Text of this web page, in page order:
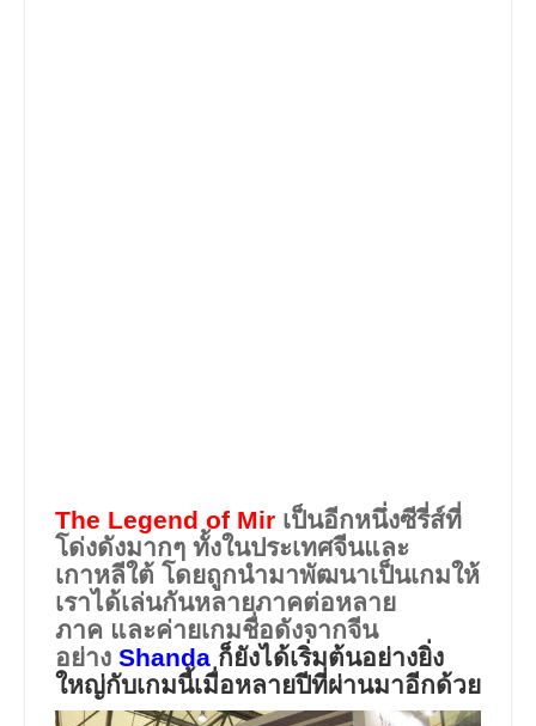
The Legend of Mir เป็นอีกหนึ่งซีรี่ส์ที่
โด่งดังมากๆ ทั้งในประเทศจีนและ
เกาหลีใต้ โดยถูกนำมาพัฒนาเป็นเกมให้
เราได้เล่นกันหลายภาคต่อหลาย
ภาค และค่ายเกมชื่อดังจากจีน
อย่าง Shanda ก็ยังได้เริ่มต้นอย่างยิ่ง
ใหญ่กับเกมนี้เมื่อหลายปีที่ผ่านมาอีกด้วย